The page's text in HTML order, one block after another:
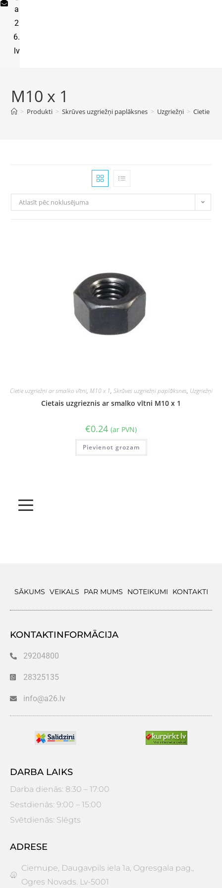
a
2
6.
lv
M10 x 1
> Produkti > Skrūves uzgriežņi paplāksnes > Uzgriežņi > Cietie
Atlasīt pēc noklusējuma
Cietie uzgriežņi ar smalko vītni, M10 x 1, Skrūves uzgriežņi paplāksnes, Uzgriežņi
Cietais uzgrieznis ar smalko vītni M10 x 1
€0.24 (ar PVN)
Pievienot grozam
SĀKUMS VEIKALS PAR MUMS NOTEIKUMI KONTAKTI
KONTAKTINFORMĀCIJA
29204800
28325135
info@a26.lv
DARBA LAIKS
Darba dienās: 8:30 – 17:00
Sestdienās: 9:00 – 15:00
Svētdienās: Slēgts
ADRESE
Ciemupe, Daugavpils iela 1a, Ogresgala pag.,
Ogres Novads. Lv-5001